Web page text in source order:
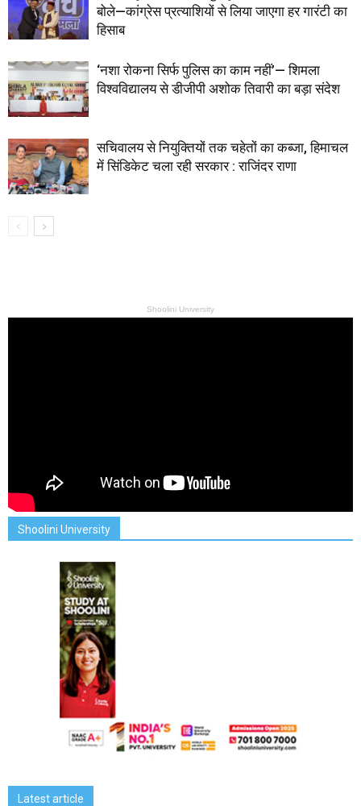
बोले—कांग्रेस प्रत्याशियों से लिया जाएगा हर गारंटी का
हिसाब
‘नशा रोकना सिर्फ पुलिस का काम नहीं’— शिमला
विश्वविद्यालय से डीजीपी अशोक तिवारी का बड़ा संदेश
सचिवालय से नियुक्तियों तक चहेतों का कब्जा, हिमाचल
में सिंडिकेट चला रही सरकार : राजिंदर राणा
Shoolini University
Shoolini University
Latest article